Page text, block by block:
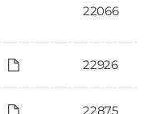
22066
22926
22875